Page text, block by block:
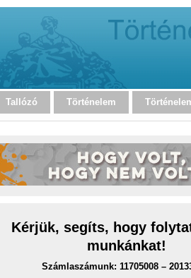
Tallózó Történelem
Kérjük, segíts, hogy
munkánkat!
Számlaszámunk: 11705008 –